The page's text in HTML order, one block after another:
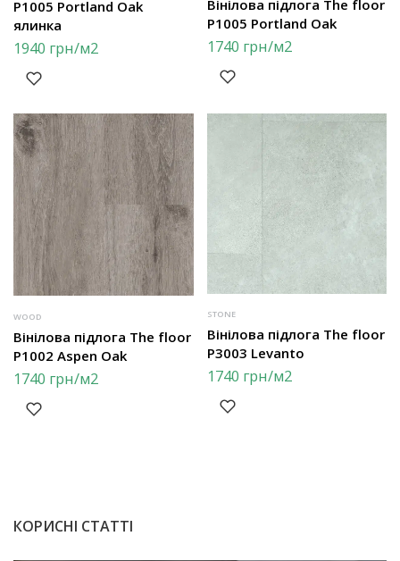
P1005 Portland Oak
ялинка
1940 грн/м2
Вінілова підлога The floor
P1005 Portland Oak
1740 грн/м2
WOOD
Вінілова підлога The floor
P1002 Aspen Oak
1740 грн/м2
STONE
Вінілова підлога The floor
P3003 Levanto
1740 грн/м2
КОРИСНІ СТАТТІ